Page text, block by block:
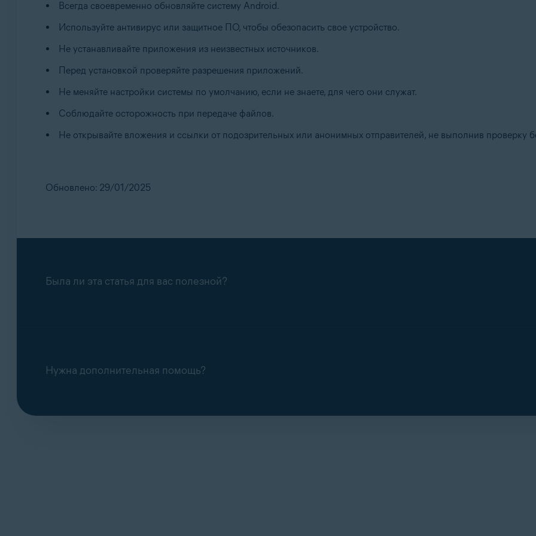
Всегда своевременно обновляйте систему Android.
Используйте антивирус или защитное ПО, чтобы обезопасить свое устройство.
Не устанавливайте приложения из неизвестных источников.
Перед установкой проверяйте разрешения приложений.
Не меняйте настройки системы по умолчанию, если не знаете, для чего они служат.
Соблюдайте осторожность при передаче файлов.
Не открывайте вложения и ссылки от подозрительных или анонимных отправителей, не выполнив проверку
Обновлено: 29/01/2025
Была ли эта статья для вас полезной?
Нужна дополнительная помощь?